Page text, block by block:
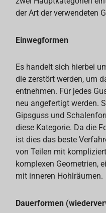
der Art der verwendeten
Einwegformen
Es handelt sich hierbei
die zerstört werden, um
entnehmen. Für jedes
neu angefertigt werden.
Gipsguss und
diese Kategorie. Da die
ist dies das beste
von Teilen mit
komplexen Geometrien,
mit inneren Hohlräumen.
Dauerformen